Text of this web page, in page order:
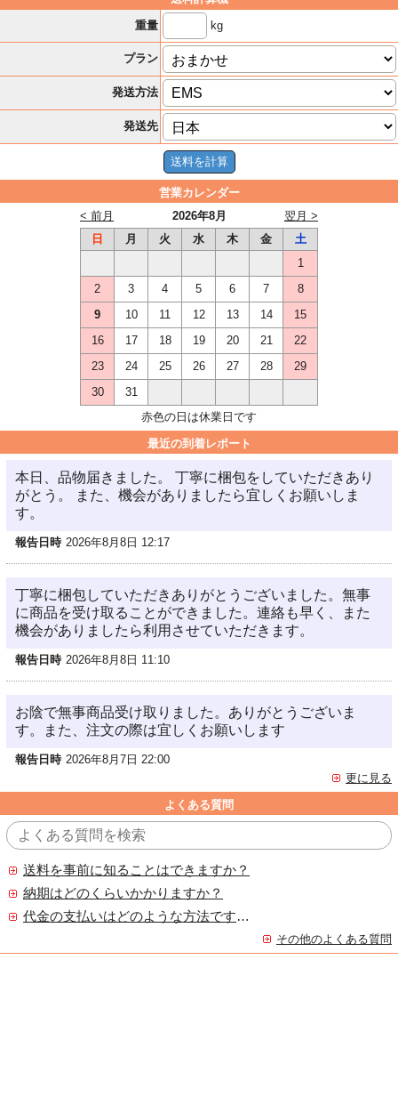
重量
kg
プラン
発送方法
発送先
営業カレンダー
2026年8月
< 前月
翌月 >
日
月 火 水 木 金
土
1
2
3 4 5 6 7
8
9
10 11 12 13 14
15
16
17 18 19 20 21
22
23
24 25 26 27 28
29
30
31
赤色の日は休業日です
最近の到着レポート
本日、品物届きました。 丁寧に梱包をしていただきあり
がとう。 また、機会がありましたら宜しくお願いしま
す。
報告日時 2026年8月8日 12:17
丁寧に梱包していただきありがとうございました。無事
に商品を受け取ることができました。連絡も早く、また
機会がありましたら利用させていただきます。
報告日時 2026年8月8日 11:10
お陰で無事商品受け取りました。ありがとうございま
す。また、注文の際は宜しくお願いします
報告日時 2026年8月7日 22:00
更に見る
よくある質問
送料を事前に知ることはできますか？
納期はどのくらいかかりますか？
代金の支払いはどのような方法ですか？
その他のよくある質問